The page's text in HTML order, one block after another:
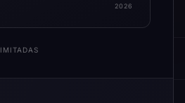
2026